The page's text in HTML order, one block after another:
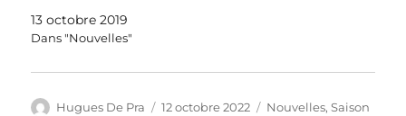
13 octobre 2019
Dans "Nouvelles"
Auteur
Hugues De Pra
Publié
12 octobre 2022 Catégories
Nouvelles,Saison